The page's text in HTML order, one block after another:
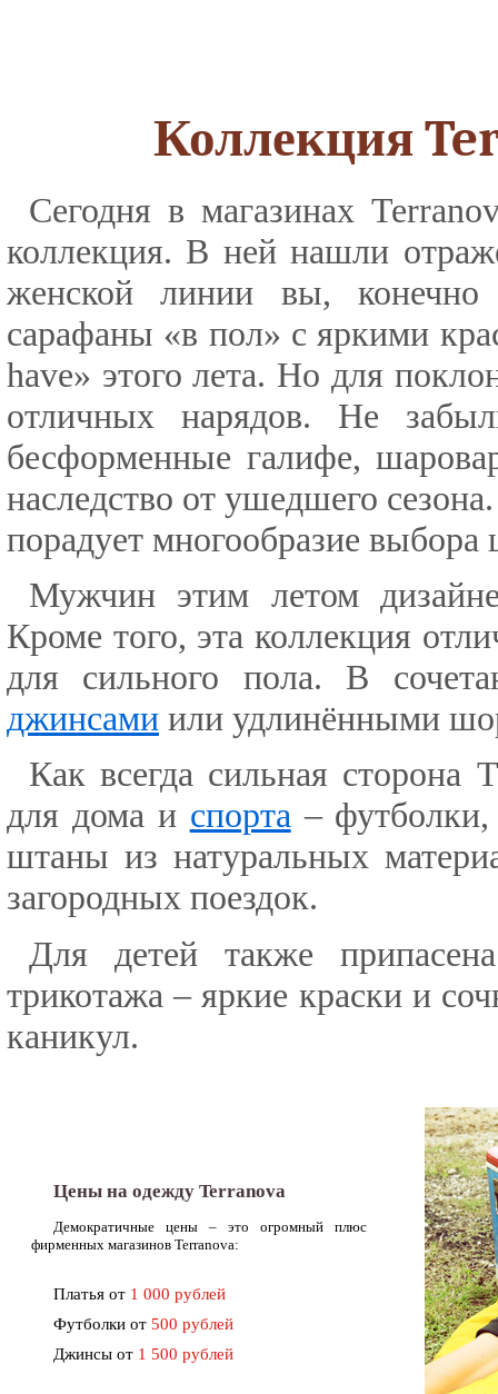
Коллекция
Сегодня в магазинах
коллекция. В ней нашли
женской линии вы,
сарафаны «в пол» с яркими
have» этого лета. Но для
отличных нарядов. Не
бесформенные галифе,
наследство от ушедшего
порадует многообразие
Мужчин этим летом
Кроме того, эта коллекция
для сильного пола. В
джинсами или удлинёнными
Как всегда сильная сторона
для дома и спорта– футболки,
штаны из натуральных
загородных поездок.
Для детей также
трикотажа – яркие краски и
каникул.
Цены на одежду Terranova
Демократичные цены – это огромный плюс
фирменных магазинов Terranova:
Платья от 1 000 рублей
Футболки от 500 рублей
Джинсы от 1 500 рублей